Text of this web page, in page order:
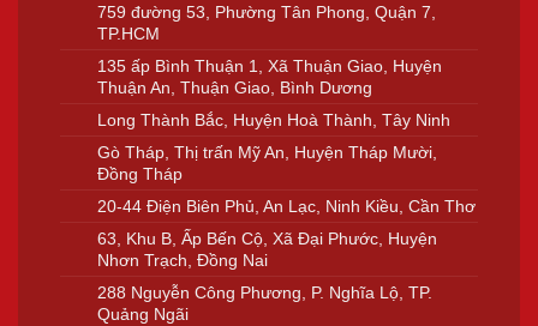
759 đường 53, Phường Tân Phong, Quận 7,
TP.HCM
135 ấp Bình Thuận 1, Xã Thuận Giao, Huyện
Thuận An, Thuận Giao, Bình Dương
Long Thành Bắc, Huyện Hoà Thành, Tây Ninh
Gò Tháp, Thị trấn Mỹ An, Huyện Tháp Mười,
Đồng Tháp
20-44 Điện Biên Phủ, An Lạc, Ninh Kiều, Cần Thơ
63, Khu B, Ấp Bến Cộ, Xã Đại Phước, Huyện
Nhơn Trạch, Đồng Nai
288 Nguyễn Công Phương, P. Nghĩa Lộ, TP.
Quảng Ngãi